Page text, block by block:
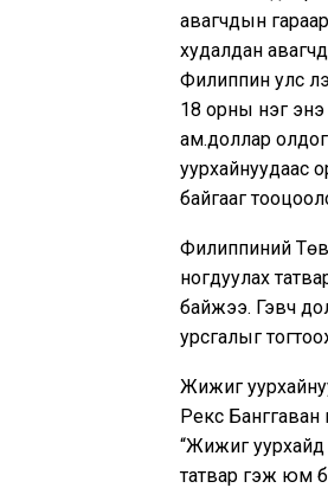
авагчдын
худалдан
Филиппин улс
18 орны нэг
ам.доллар
уурхайнуудаас
байгааг
Филиппиний Төв
ногдуулах
байжээ. Гэвч
урсгалыг
Жижиг
Рекс Банггаван
“Жижиг уурхайд
татвар гэж юм